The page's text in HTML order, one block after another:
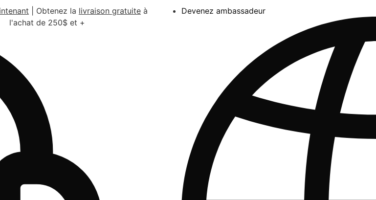
Obtenez la livraison gratuiteà
l'achat de 250$ et +
Devenez ambassadeur